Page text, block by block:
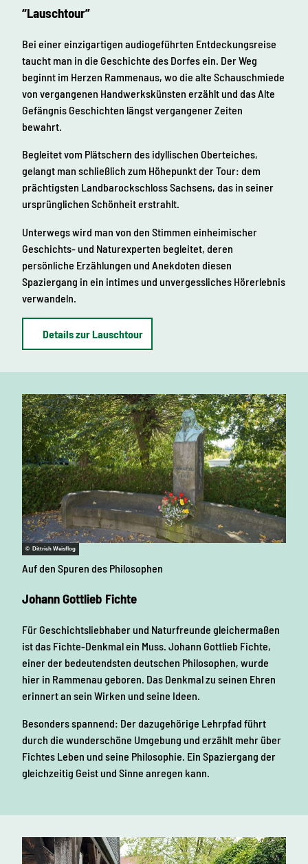
“Lauschtour”
Bei einer einzigartigen audiogeführten Entdeckungsreise
taucht man in die Geschichte des Dorfes ein. Der Weg
beginnt im Herzen Rammenaus, wo die alte Schauschmiede
von vergangenen Handwerkskünsten erzählt und das Alte
Gefängnis Geschichten längst vergangener Zeiten
bewahrt.
Begleitet vom Plätschern des idyllischen Oberteiches,
gelangt man schließlich zum Höhepunkt der Tour: dem
prächtigsten Landbarockschloss Sachsens, das in seiner
ursprünglichen Schönheit erstrahlt.
Unterwegs wird man von den Stimmen einheimischer
Geschichts- und Naturexperten begleitet, deren
persönliche Erzählungen und Anekdoten diesen
Spaziergang in ein intimes und unvergessliches Hörerlebnis
verwandeln.
Details zur Lauschtour
© Dittrich Weisflog
Auf den Spuren des Philosophen
Johann Gottlieb Fichte
Für Geschichtsliebhaber und Naturfreunde gleichermaßen
ist das Fichte-Denkmal ein Muss. Johann Gottlieb Fichte,
einer der bedeutendsten deutschen Philosophen, wurde
hier in Rammenau geboren. Das Denkmal zu seinen Ehren
erinnert an sein Wirken und seine Ideen.
Besonders spannend: Der dazugehörige Lehrpfad führt
durch die wunderschöne Umgebung und erzählt mehr über
Fichtes Leben und seine Philosophie. Ein Spaziergang der
gleichzeitig Geist und Sinne anregen kann.